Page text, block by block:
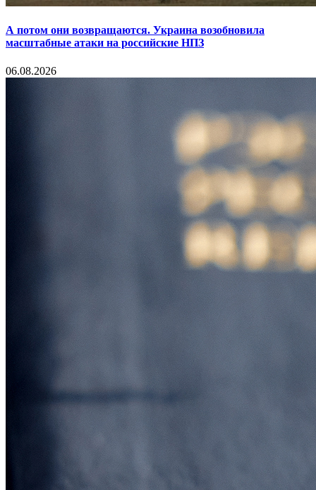
А потом они возвращаются. Украина возобновила
масштабные атаки на российские НПЗ
06.08.2026